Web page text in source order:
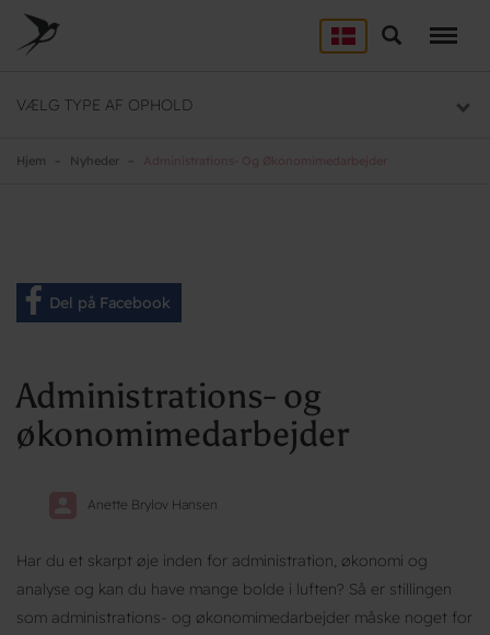
main
Søg
VÆLG TYPE AF OPHOLD
LEJRSKOLE
GRUPPER
Overnatning til grupper
Hjem Nyheder
Del på Facebook
Administrations- og
økonomimedarbejder
Anette Brylov Hansen
Har du et skarpt øje inden for administration, økonomi og
analyse og kan du have mange bolde i luften? Så er stillingen
som administrations- og økonomimedarbejder måske noget for